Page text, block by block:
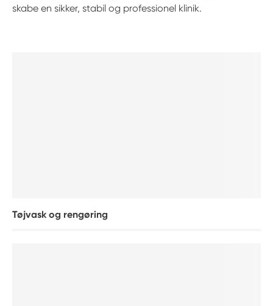
skabe en sikker, stabil og professionel klinik.
Tøjvask og rengøring